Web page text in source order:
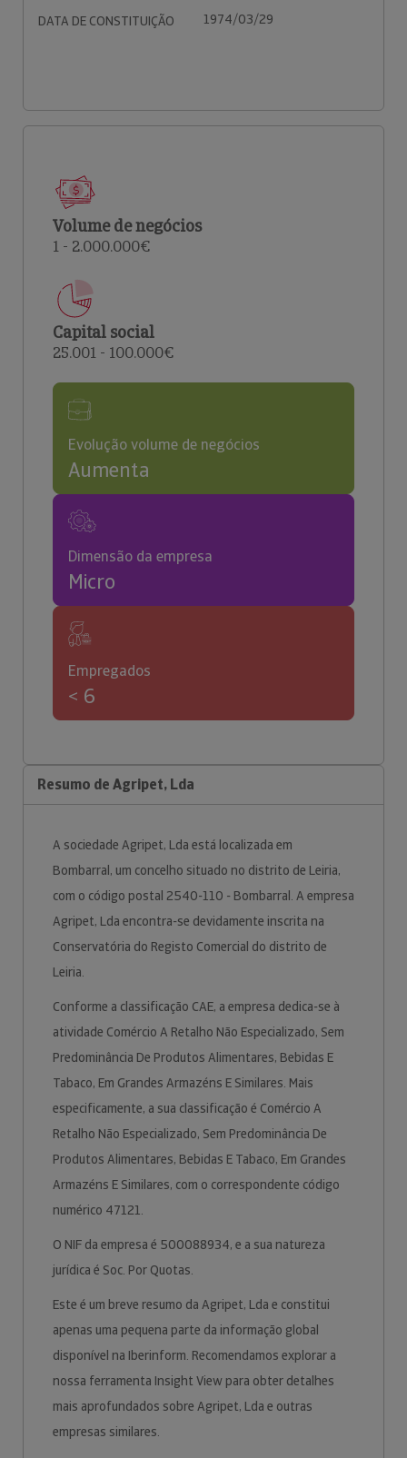
DATA DE CONSTITUIÇÃO 1974/03/29
Volume de negócios
1 - 2.000.000€
Capital social
25.001 - 100.000€
Evolução volume de negócios
Aumenta
Dimensão da empresa
Micro
Empregados
< 6
Resumo de Agripet, Lda
A sociedade Agripet, Lda está localizada em
Bombarral, um concelho situado no distrito de Leiria,
com o código postal 2540-110 - Bombarral. A empresa
Agripet, Lda encontra-se devidamente inscrita na
Conservatória do Registo Comercial do distrito de
Leiria.
Conforme a classificação CAE, a empresa dedica-se à
atividade Comércio A Retalho Não Especializado, Sem
Predominância De Produtos Alimentares, Bebidas E
Tabaco, Em Grandes Armazéns E Similares. Mais
especificamente, a sua classificação é Comércio A
Retalho Não Especializado, Sem Predominância De
Produtos Alimentares, Bebidas E Tabaco, Em Grandes
Armazéns E Similares, com o correspondente código
numérico 47121.
O NIF da empresa é 500088934, e a sua natureza
jurídica é Soc. Por Quotas.
Este é um breve resumo da Agripet, Lda e constitui
apenas uma pequena parte da informação global
disponível na Iberinform. Recomendamos explorar a
nossa ferramenta Insight View para obter detalhes
mais aprofundados sobre Agripet, Lda e outras
empresas similares.